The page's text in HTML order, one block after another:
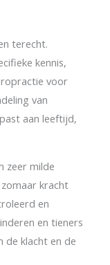
terecht.
kennis,
voor
van
aan leeftijd,
zeer milde
kracht
en
en tieners
de klacht en de